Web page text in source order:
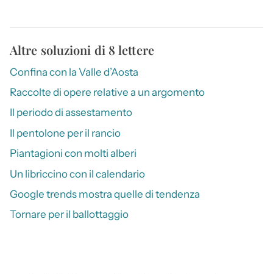
Altre soluzioni di 8 lettere
Confina con la Valle d’Aosta
Raccolte di opere relative a un argomento
Il periodo di assestamento
Il pentolone per il rancio
Piantagioni con molti alberi
Un libriccino con il calendario
Google trends mostra quelle di tendenza
Tornare per il ballottaggio